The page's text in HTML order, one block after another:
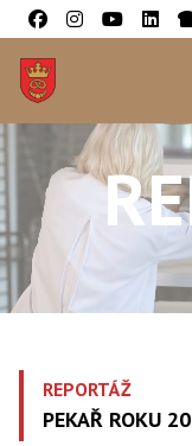
REPORTÁŽ
PEKAŘ ROKU